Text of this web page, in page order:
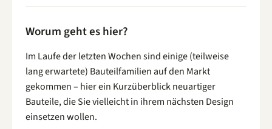
Worum geht es hier?
Im Laufe der letzten Wochen sind einige (teilweise
lang erwartete) Bauteilfamilien auf den Markt
gekommen – hier ein Kurzüberblick neuartiger
Bauteile, die Sie vielleicht in ihrem nächsten Design
einsetzen wollen.